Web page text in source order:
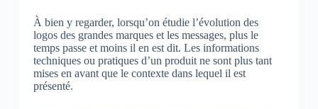
À bien y regarder, lorsqu’on étudie l’évolution des
logos des grandes marques et les messages, plus le
temps passe et moins il en est dit. Les informations
techniques ou pratiques d’un produit ne sont plus tant
mises en avant que le contexte dans lequel il est
présenté.